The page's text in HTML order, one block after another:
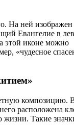
На ней изображен
Евангелие в
этой иконе можно
«чудесное
композицию.
расположена
жизни. Такие